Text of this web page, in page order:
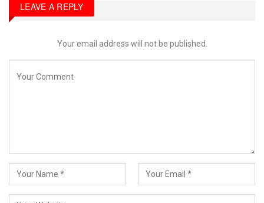
LEAVE A REPLY
Your email address will not be published.